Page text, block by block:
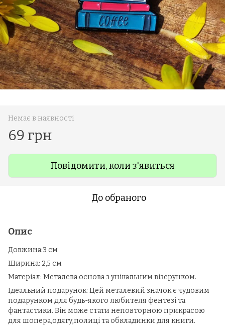
Немає в наявності
69 грн
Повідомити, коли з'явиться
До обраного
Опис
Довжина:3 см
Ширина: 2,5 см
Матеріал: Металева основа з унікальним візерунком.
Ідеальний подарунок: Цей металевий значок є чудовим
подарунком для будь-якого любителя фентезі та
фантастики. Він може стати неповторною прикрасою
для шопера,одягу,полиці та обкладинки для книги.